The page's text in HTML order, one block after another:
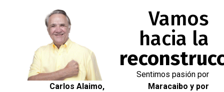
Carlos Alaimo,
Vamos
hacia la
Sentimos pasión por
Maracaibo y por